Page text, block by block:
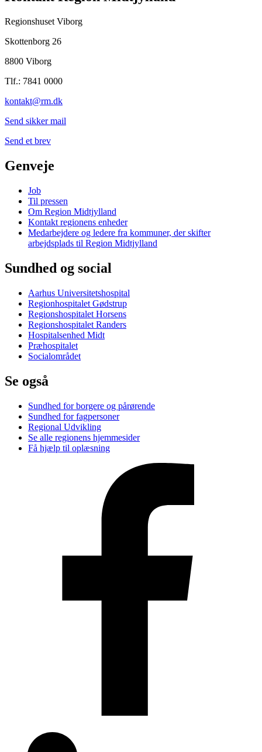
Regionshuset Viborg
Skottenborg 26
8800 Viborg
Tlf.: 7841 0000
kontakt@rm.dk
Send sikker mail
Send et brev
Genveje
Job
Til pressen
Om Region Midtjylland
Kontakt regionens enheder
Medarbejdere og ledere fra kommuner, der skifter
arbejdsplads til Region Midtjylland
Sundhed og social
Aarhus Universitetshospital
Regionhospitalet Gødstrup
Regionshospitalet Horsens
Regionshospitalet Randers
Hospitalsenhed Midt
Præhospitalet
Socialområdet
Se også
Sundhed for borgere og pårørende
Sundhed for fagpersoner
Regional Udvikling
Se alle regionens hjemmesider
Få hjælp til oplæsning